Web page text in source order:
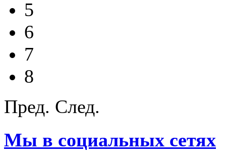
5
6
7
8
Пред. След.
Мы в социальных сетях